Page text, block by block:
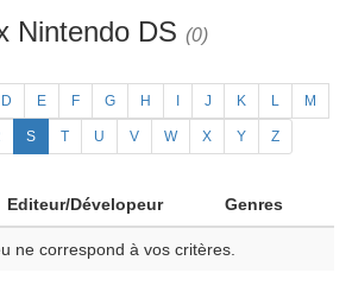
Nintendo DS (0)
D E F G H J K L M
S T U V W X Y Z
Editeur/Dévelopeur Genres
ne correspond à vos critères.